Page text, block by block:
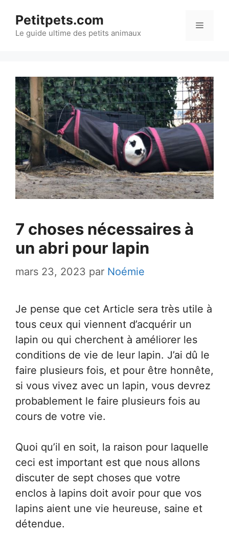
contenu
Petitpets.com
Le guide ultime des petits animaux
Menu
7 choses nécessaires à
un abri pour lapin
mars 23, 2023 par Noémie
Je pense que cet Article sera très utile à
tous ceux qui viennent d’acquérir un
lapin ou qui cherchent à améliorer les
conditions de vie de leur lapin. J’ai dû le
faire plusieurs fois, et pour être honnête,
si vous vivez avec un lapin, vous devrez
probablement le faire plusieurs fois au
cours de votre vie.
Quoi qu’il en soit, la raison pour laquelle
ceci est important est que nous allons
discuter de sept choses que votre
enclos à lapins doit avoir pour que vos
lapins aient une vie heureuse, saine et
détendue.